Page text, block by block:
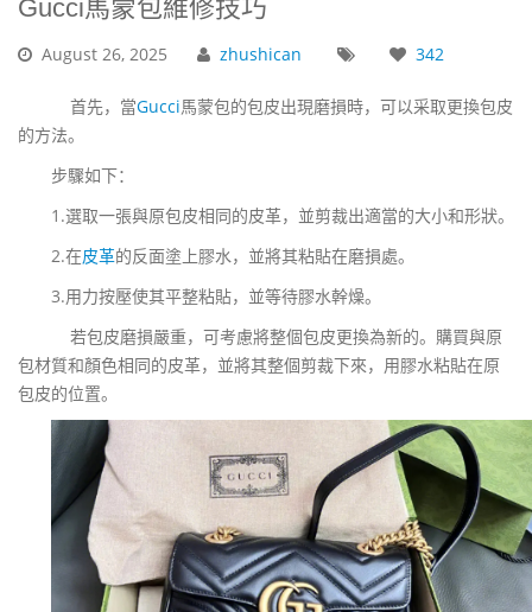
Gucci馬蒙包維修技巧
August 26, 2025 zhushican 342
首先，當Gucci馬蒙包的包皮出現磨損時，可以采取更換包皮
的方法。
步驟如下：
1.選取一張與原包皮相同的皮革，並剪裁出適當的大小和形狀。
2.在皮革的反面塗上膠水，並將其粘貼在磨損處。
3.用力按壓使其平整粘貼，並等待膠水幹燥。
若包皮磨損嚴重，可考慮將整個包皮更換為新的。購買與原
包材質和顏色相同的皮革，並將其整個剪裁下來，用膠水粘貼在原
包皮的位置。